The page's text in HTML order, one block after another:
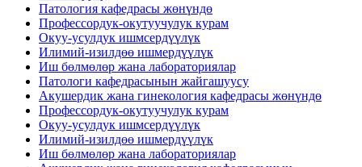
Патология кафедрасы жөнүндө
Профессордук-окутуучулук курам
Окуу-усулдук ишмсердүүлүк
Илимий-изилдөө ишмердүүлүк
Иш бөлмөлөр жана лабораториялар
Патологи кафедрасынын жайгашуусу
Акушердик жана гинекология кафедрасы жөнүндө
Профессордук-окутуучулук курам
Окуу-усулдук ишмсердүүлүк
Илимий-изилдөө ишмердүүлүк
Иш бөлмөлөр жана лабораториялар